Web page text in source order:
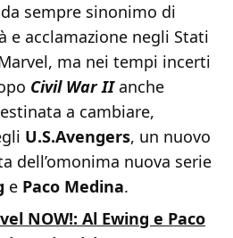
sempre sinonimo di
e acclamazione negli Stati
ma nei tempi incerti
Civil War IIanche
a cambiare,
U.S.Avengers, un nuovo
dell’omonima nuova serie
e Paco Medina.
NOW!: Al Ewing e Paco